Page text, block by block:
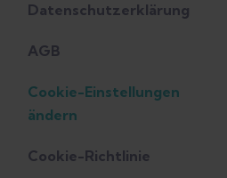
Datenschutzerklärung
AGB
Cookie-Einstellungen
ändern
Cookie-Richtlinie